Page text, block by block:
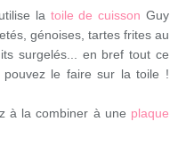
la toile de cuisson Guy
génoises, tartes frites au
surgelés... en bref tout ce
le faire sur la toile !
à la combiner à une plaque